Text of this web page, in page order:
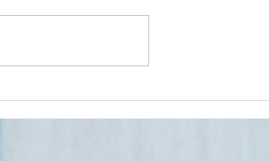
[#050]
níveis de ferro no seu corpo!